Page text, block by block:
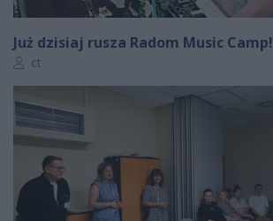
Już dzisiaj rusza Radom Music Camp!
Autor artykułu:
ct